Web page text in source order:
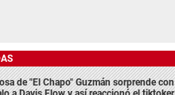
de "El Chapo" Guzmán sorprende con